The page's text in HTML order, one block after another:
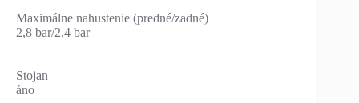
Maximálne nahustenie (predné/zadné)
2,8 bar/2,4 bar
Stojan
áno